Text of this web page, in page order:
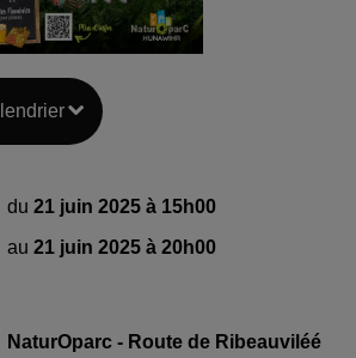
du 21 juin 2025 à 15h00
au 21 juin 2025 à 20h00
NaturOparc - Route de Ribeauviléé